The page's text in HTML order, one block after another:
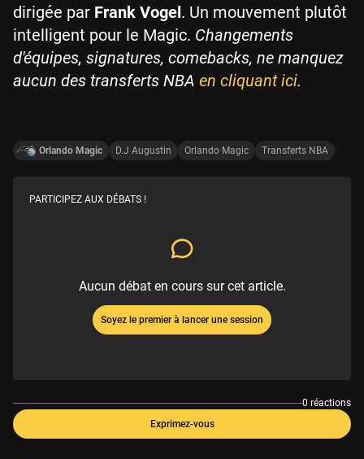
dirigée par Frank Vogel. Un mouvement plutôt
intelligent pour le Magic. Changements
d'équipes, signatures, comebacks, ne manquez
aucun des transferts NBA en cliquant ici.
Orlando Magic D.J Augustin Orlando Magic Transferts NBA
PARTICIPEZ AUX DÉBATS !
Aucun débat en cours sur cet article.
Soyez le premier à lancer une session
0 réactions
Exprimez-vous